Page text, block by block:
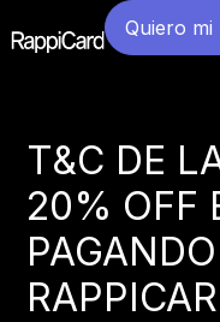
Quiero mi
T&C DE
20% OFF